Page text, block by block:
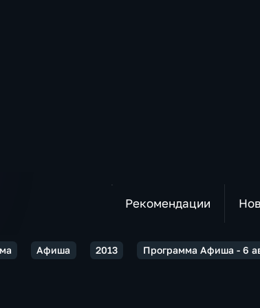
Рекомендации
Афиша 2013 Программа Афиша - 6